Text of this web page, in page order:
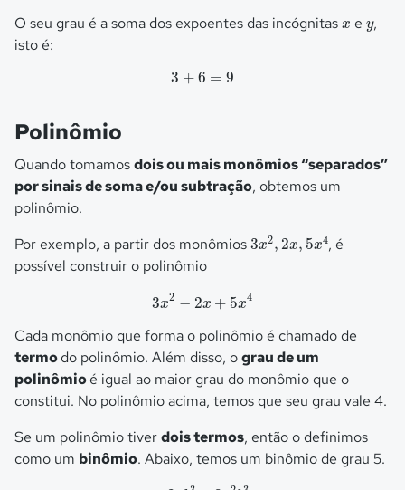
O seu grau é a soma dos expoentes das incógnitas x
x e y
y,
isto é:
3 + 6 = 9
+ 6
Polinômio
Quando tomamosdois ou mais monômios “separados”
por sinais de soma e/ou subtração, obtemos um
polinômio.
Por exemplo, a partir dos monômios3x2, 2x, 5x4
3 2 2x x
, é
possível construir o polinômio
3x2 − 2x + 5x4
3x 2 x4
Cada monômio que forma o polinômio é chamado de
termodo polinômio. Além disso, ograu de um
polinômioé igual ao maior grau do monômio que o
constitui. No polinômio acima, temos que seu grau vale 4.
Se um polinômio tiverdois termos, então o definimos
como um binômio. Abaixo, temos um binômio de grau 5.
2a b3 a 2b3